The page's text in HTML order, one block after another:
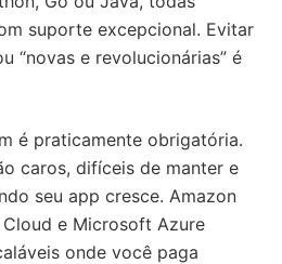
suporte excepcional. Evitar
“novas e revolucionárias” é
é praticamente obrigatória.
caros, difíceis de manter e
seu app cresce. Amazon
e Microsoft Azure
onde você paga